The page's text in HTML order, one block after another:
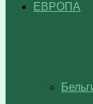
ЕВРОПА